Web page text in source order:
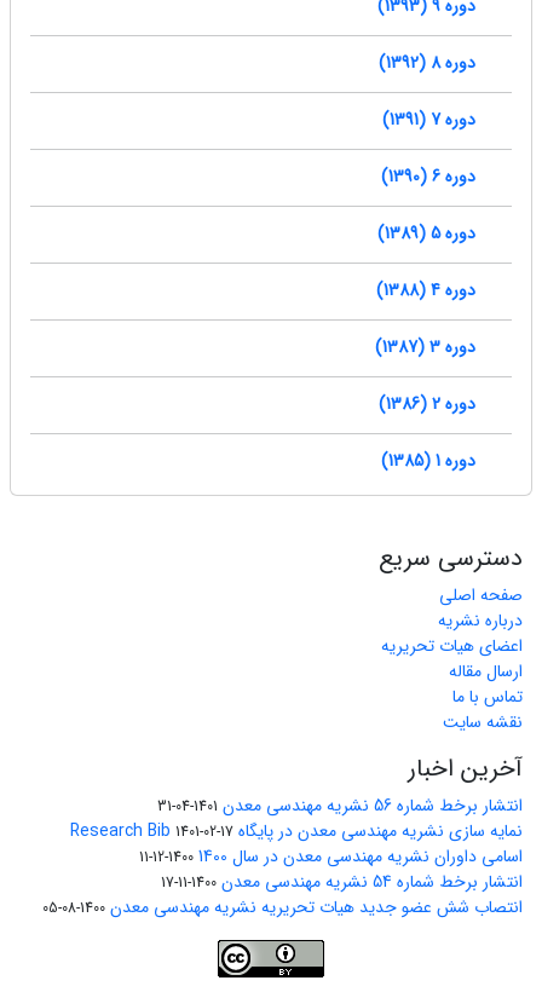
دوره 9 (1393)
دوره 8 (1392)
دوره 7 (1391)
دوره 6 (1390)
دوره 5 (1389)
دوره 4 (1388)
دوره 3 (1387)
دوره 2 (1386)
دوره 1 (1385)
دسترسی سریع
صفحه اصلی
درباره نشریه
اعضای هیات تحریریه
ارسال مقاله
تماس با ما
نقشه سایت
آخرین اخبار
انتشار برخط شماره 56 نشریه مهندسی معدن 1401-04-31
نمایه سازی نشریه مهندسی معدن در پایگاه Research Bib 1401-02-17
اسامی داوران نشریه مهندسی معدن در سال 1400 1400-12-11
انتشار برخط شماره 54 نشریه مهندسی معدن 1400-11-17
انتصاب شش عضو جدید هیات تحریریه نشریه مهندسی معدن 1400-08-05